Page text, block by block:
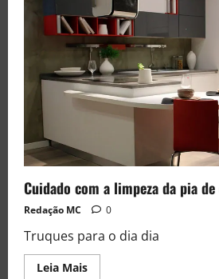
Cuidado com a limpeza da pia de
Redação MC 0
Truques para o dia dia
Leia Mais